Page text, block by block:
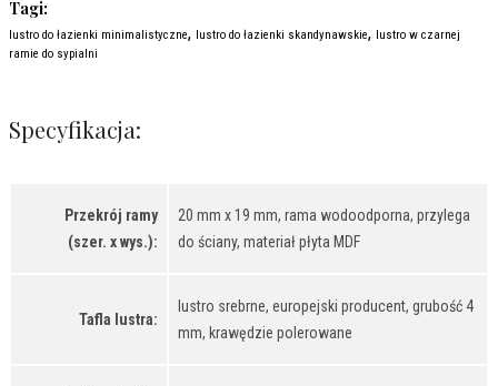
Tagi:
lustro do łazienki minimalistyczne, lustro do łazienki skandynawskie, lustro w czarnej
ramie do sypialni
Specyfikacja:
Przekrój ramy
(szer. x wys.):
20 mm x 19 mm, rama wodoodporna, przylega
do ściany, materiał płyta MDF
Tafla lustra:
lustro srebrne, europejski producent, grubość 4
mm, krawędzie polerowane